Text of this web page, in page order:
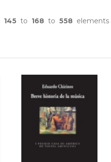
145 to 168 to 558 elements